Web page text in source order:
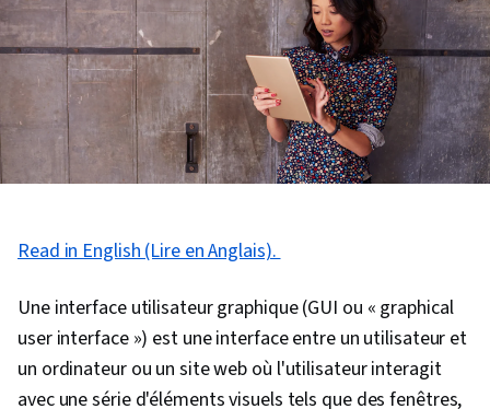
Read in English (Lire en Anglais).
Une interface utilisateur graphique (GUI ou « graphical
user interface ») est une interface entre un utilisateur et
un ordinateur ou un site web où l'utilisateur interagit
avec une série d'éléments visuels tels que des fenêtres,